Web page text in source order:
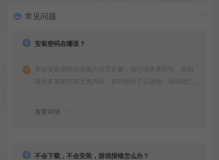
常见问题
安装密码在哪里？
本站安装密码在游戏介绍页右侧，请仔细查看即可，密码
请勿多复制空格之类内容，密码绝对不会放错。如游戏已
查看详情
不会下载，不会安装，游戏报错怎么办？